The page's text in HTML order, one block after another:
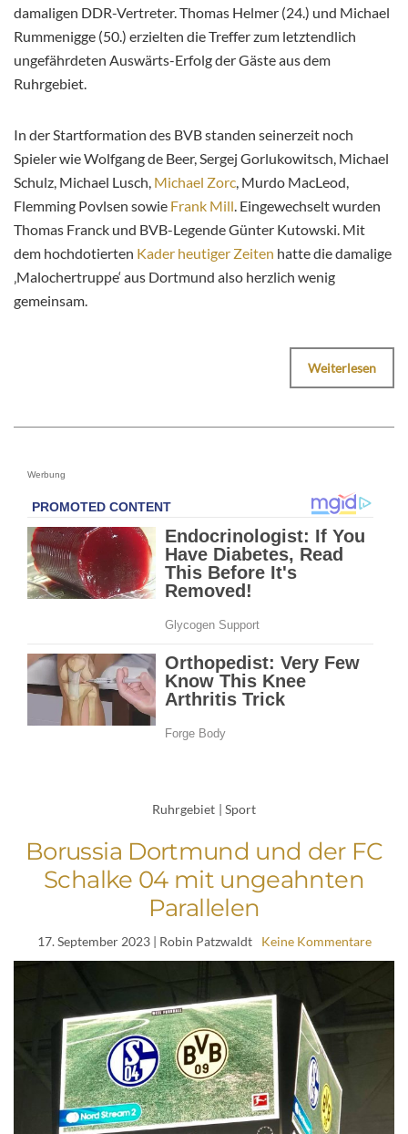
damaligen DDR-Vertreter. Thomas Helmer (24.) und Michael
Rummenigge (50.) erzielten die Treffer zum letztendlich
ungefährdeten Auswärts-Erfolg der Gäste aus dem
Ruhrgebiet.
In der Startformation des BVB standen seinerzeit noch
Spieler wie Wolfgang de Beer, Sergej Gorlukowitsch, Michael
Schulz, Michael Lusch, Michael Zorc, Murdo MacLeod,
Flemming Povlsen sowie Frank Mill. Eingewechselt wurden
Thomas Franck und BVB-Legende Günter Kutowski. Mit
dem hochdotierten Kader heutiger Zeiten hatte die damalige
‚Malochertruppe‘ aus Dortmund also herzlich wenig
gemeinsam.
Weiterlesen
Werbung
Ruhrgebiet | Sport
Borussia Dortmund und der FC
Schalke 04 mit ungeahnten
Parallelen
17. September 2023| Robin Patzwaldt Keine Kommentare